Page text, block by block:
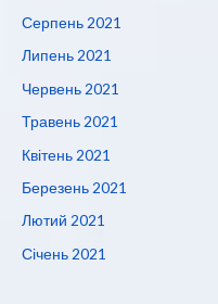
Серпень 2021
Липень 2021
Червень 2021
Травень 2021
Квітень 2021
Березень 2021
Лютий 2021
Січень 2021